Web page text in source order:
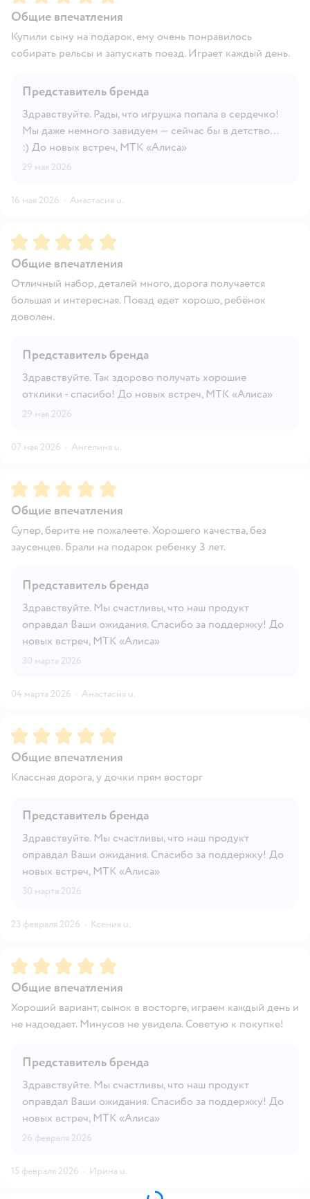
Общие впечатления
Купили сыну на подарок, ему очень понравилось
собирать рельсы и запускать поезд. Играет каждый день.
Представитель бренда
Здравствуйте. Рады, что игрушка попала в сердечко!
Мы даже немного завидуем — сейчас бы в детство…
:) До новых встреч, МТК «Алиса»
29 мая 2026
16 мая 2026 · Анастасия u.
Рейтинг:5
Общие впечатления
Отличный набор, деталей много, дорога получается
большая и интересная. Поезд едет хорошо, ребёнок
доволен.
Представитель бренда
Здравствуйте. Так здорово получать хорошие
отклики - спасибо! До новых встреч, МТК «Алиса»
29 мая 2026
07 мая 2026 · Ангелина u.
Рейтинг:5
Общие впечатления
Супер, берите не пожалеете. Хорошего качества, без
заусенцев. Брали на подарок ребенку 3 лет.
Представитель бренда
Здравствуйте. Мы счастливы, что наш продукт
оправдал Ваши ожидания. Спасибо за поддержку! До
новых встреч, МТК «Алиса»
30 марта 2026
04 марта 2026 · Анастасия u.
Рейтинг:5
Общие впечатления
Классная дорога, у дочки прям восторг
Представитель бренда
Здравствуйте. Мы счастливы, что наш продукт
оправдал Ваши ожидания. Спасибо за поддержку! До
новых встреч, МТК «Алиса»
30 марта 2026
23 февраля 2026 · Ксения u.
Рейтинг:5
Общие впечатления
Хороший вариант, сынок в восторге, играем каждый день и
не надоедает. Минусов не увидела. Советую к покупке!
Представитель бренда
Здравствуйте. Мы счастливы, что наш продукт
оправдал Ваши ожидания. Спасибо за поддержку! До
новых встреч, МТК «Алиса»
26 февраля 2026
15 февраля 2026 · Ирина u.